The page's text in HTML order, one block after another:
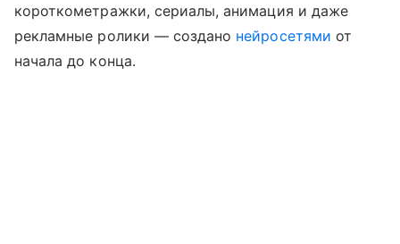
короткометражки, сериалы, анимация и даже
рекламные ролики — создано нейросетями от
начала до конца.